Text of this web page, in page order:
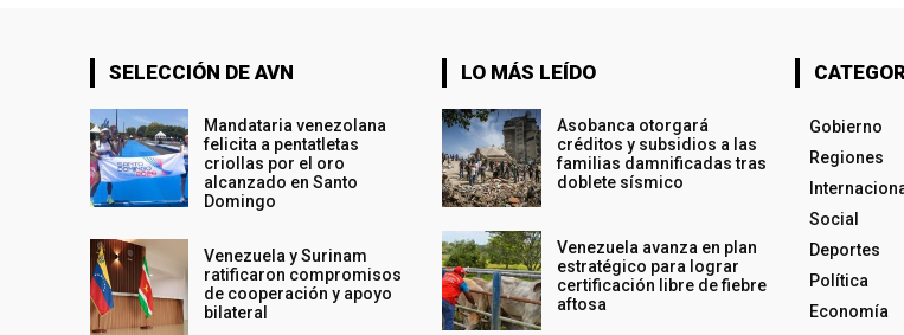
SELECCIÓN DE AVN
Mandataria venezolana
felicita a pentatletas
criollas por el oro
alcanzado en Santo
Domingo
Venezuela y Surinam
ratificaron compromisos
de cooperación y apoyo
bilateral
LO MÁS LEÍDO
Asobanca otorgará
créditos y subsidios a las
familias damnificadas tras
doblete sísmico
Venezuela avanza en plan
estratégico para lograr
certificación libre de fiebre
aftosa
Gobierno
Regiones
Social
Deportes
Política
Economía